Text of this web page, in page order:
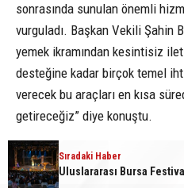
sonrasında sunulan önemli
vurguladı. Başkan Vekili Şahin
yemek ikramından kesintisiz
desteğine kadar birçok temel
verecek bu araçları en kısa
getireceğiz” diye konuştu.
Yüzde 80 oranında tasarruf
Sıradaki Haber